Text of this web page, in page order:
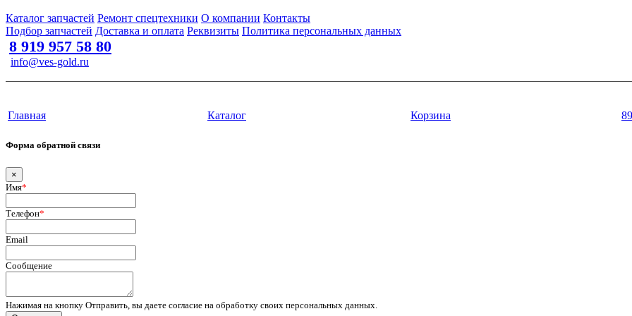
Каталог запчастей Ремонт спецтехники О компании Контакты
Подбор запчастей Доставка и оплата Реквизиты Политика персональных данных
8 919 957 58 80
info@ves-gold.ru
Главная Каталог Корзина
Форма обратной связи
×
Имя*
Телефон*
Email
Сообщение
Нажимая на кнопку Отправить, вы даете согласие на обработку своих персональных данных.